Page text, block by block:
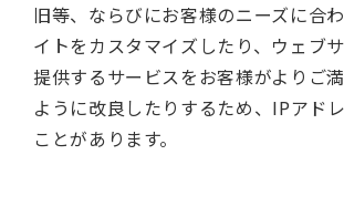
旧等、ならびにお客様のニーズに合
イトをカスタマイズしたり、ウェブ
提供するサービスをお客様がよりご
ように改良したりするため、IPアド
ことがあります。